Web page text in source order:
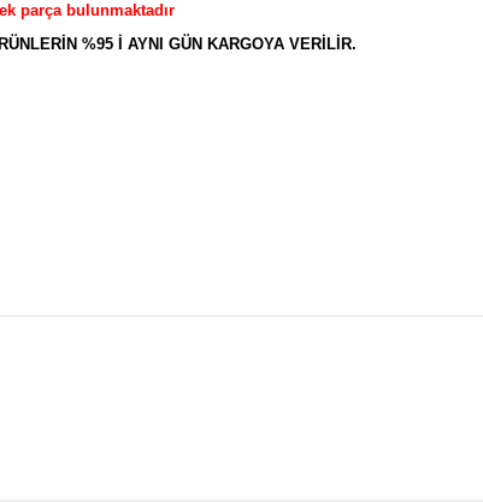
parça bulunmaktadır
%95 İ AYNI GÜN KARGOYA VERİLİR.